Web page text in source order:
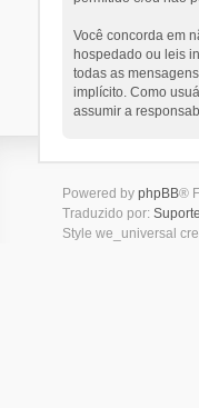
Você concorda em
hospedado ou leis
todas as
implícito. Como
assumir a
Powered by phpBB®
Traduzido por:
Style we_universal